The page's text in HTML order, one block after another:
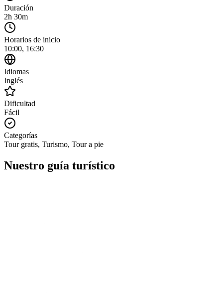
Duración
2h 30m
Horarios de inicio
10:00, 16:30
Idiomas
Inglés
Dificultad
Fácil
Categorías
Tour gratis, Turismo, Tour a pie
Nuestro guía turístico